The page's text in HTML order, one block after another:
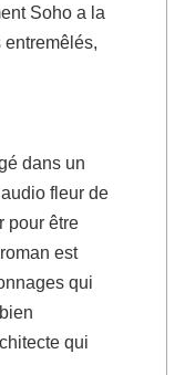
Soho a la
dans un
fleur de
pour être
est
qui
qui